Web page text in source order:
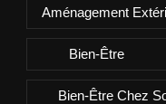
Aménagement
Bien-Être
Bien-Être Chez